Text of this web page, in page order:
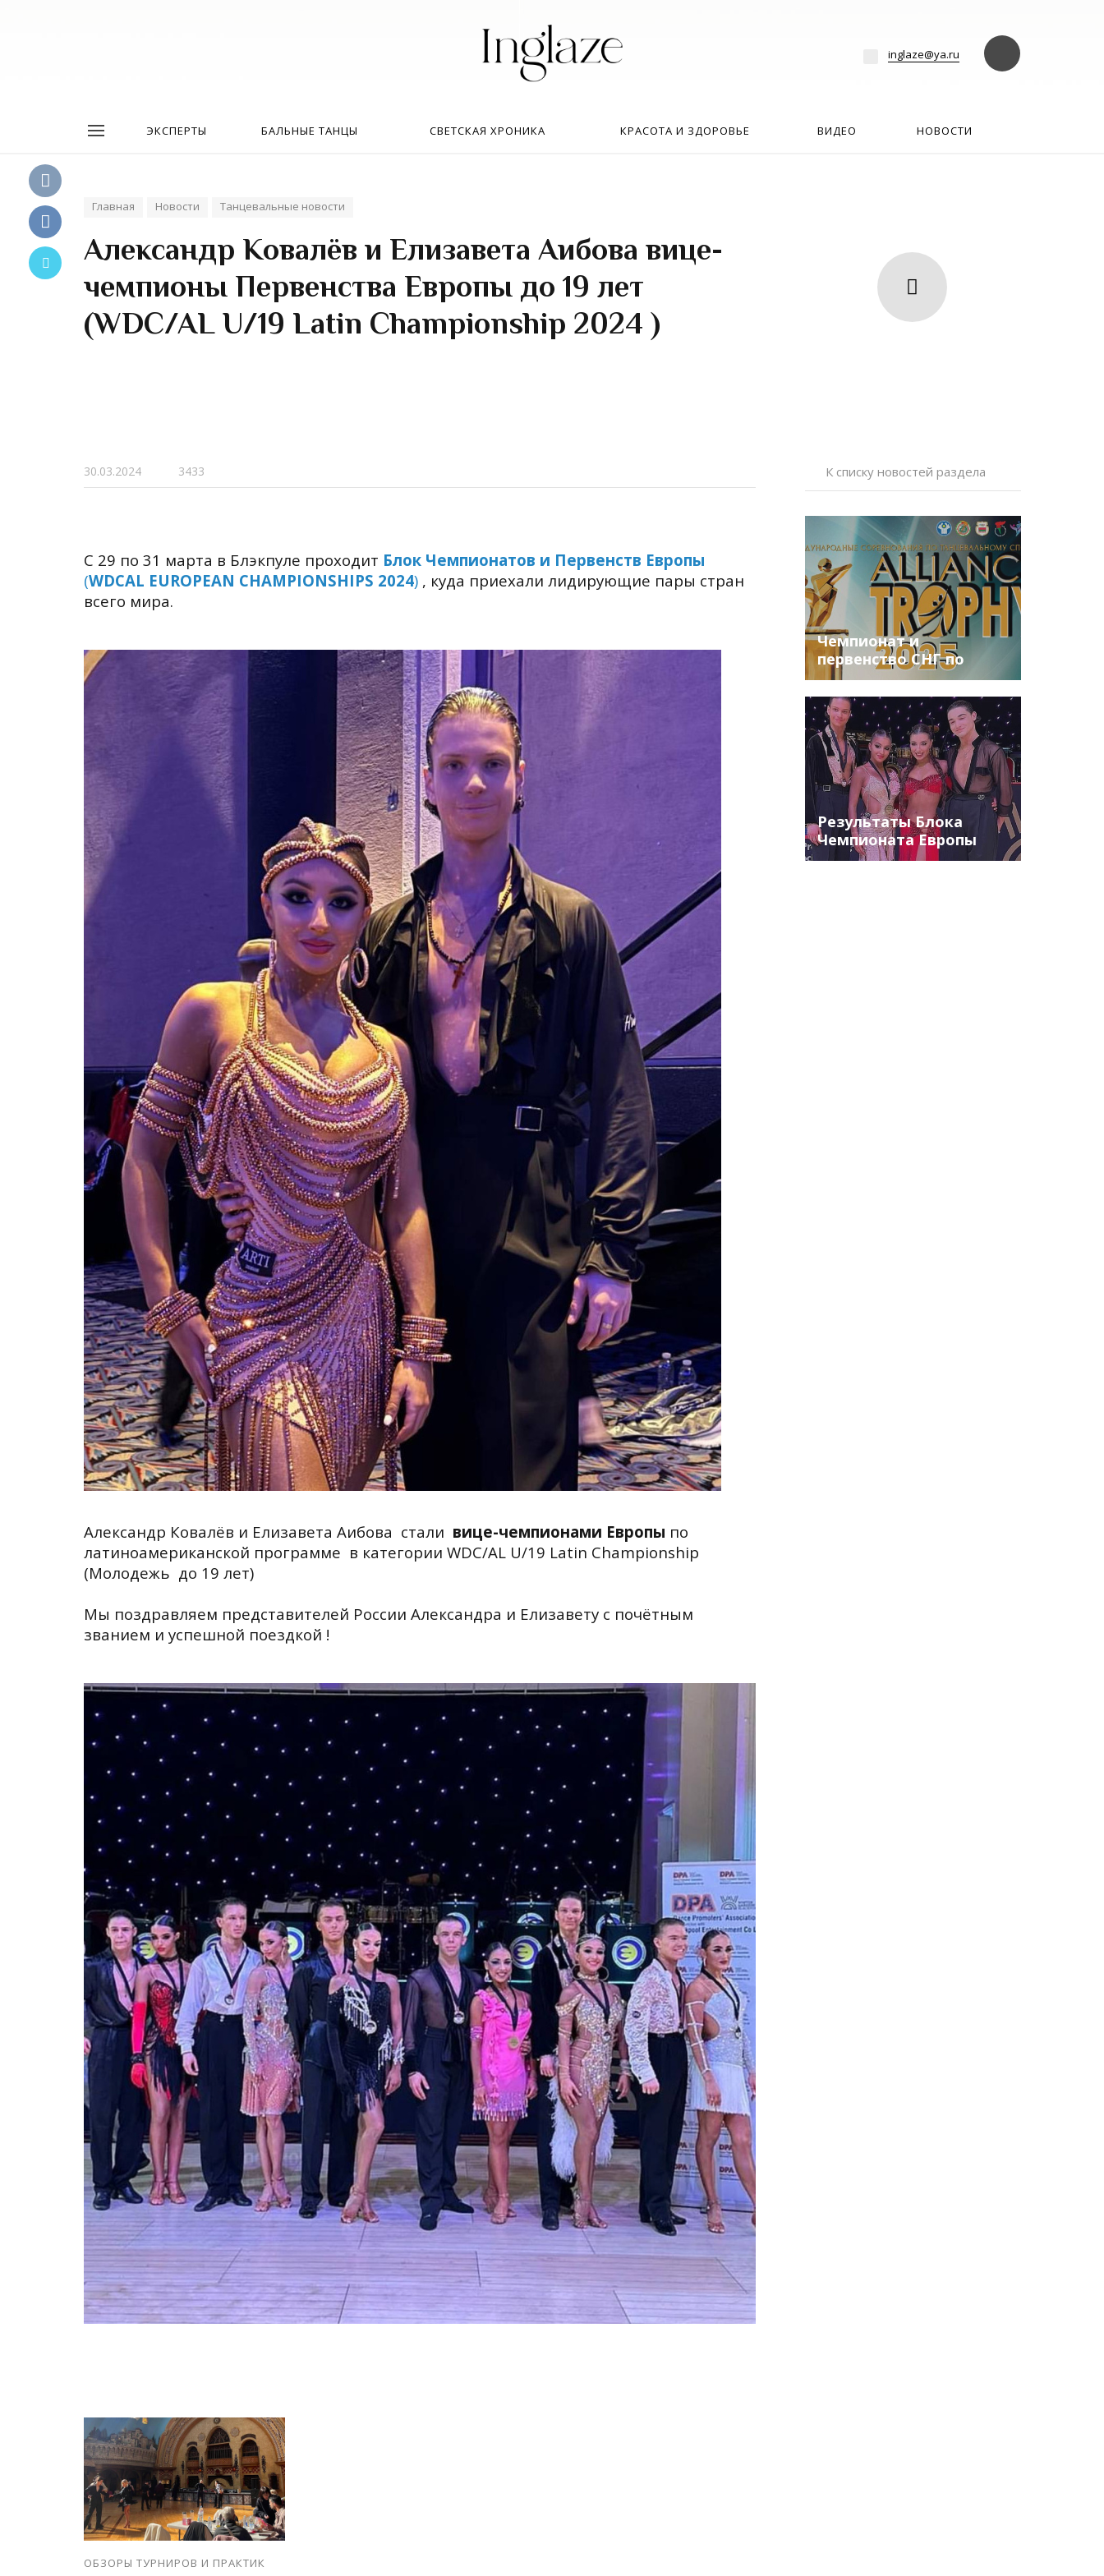
inglaze@ya.ru
ЭКСПЕРТЫ БАЛЬНЫЕ ТАНЦЫ СВЕТСКАЯ ХРОНИКА КРАСОТА И ЗДОРОВЬЕ ВИДЕО НОВОСТИ
Главная Новости Танцевальные новости
Александр Ковалёв и Елизавета Аибова вице-
чемпионы Первенства Европы до 19 лет
(WDC/AL U/19 Latin Championship 2024 )
К списку новостей раздела
Чемпионат и
первенство СНГ по
танцевальному спорту
Результаты Блока
Чемпионата Европы
2024 по бальным
30.03.2024 3433
С 29 по 31 марта в Блэкпуле проходит Блок Чемпионатов и Первенств Европы
(WDCAL EUROPEAN CHAMPIONSHIPS 2024) , куда приехали лидирующие пары стран
всего мира.
Александр Ковалёв и Елизавета Аибова стали вице-чемпионами Европы по
латиноамериканской программе в категории WDC/AL U/19 Latin Championship
(Молодежь до 19 лет)
Мы поздравляем представителей России Александра и Елизавету с почётным
званием и успешной поездкой !
ОБЗОРЫ ТУРНИРОВ И ПРАКТИК